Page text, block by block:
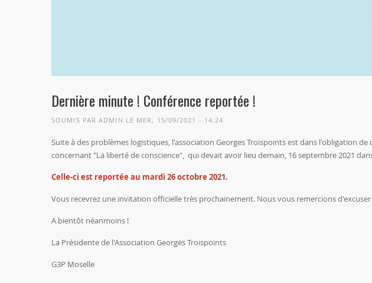
Dernière minute ! Conférence reportée !
SOUMIS PARADMIN LE MER, 15/09/2021 - 14:24
Suite à des problèmes logistiques, l'association Georges Troispoints est dans l'obligation
concernant "La liberté de conscience", qui devait avoir lieu demain, 16 septembre 2021
Celle-ci est reportée au mardi 26 octobre 2021.
Vous recevrez une invitation officielle très prochainement. Nous vous remercions
A bientôt néanmoins !
La Présidente de l'Association Georges Troispoints
G3P Moselle